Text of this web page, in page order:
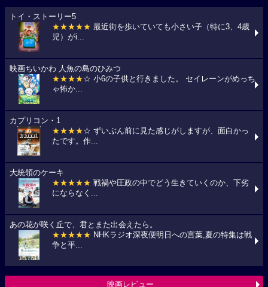
トイ・ストーリー5
★★★★★ 最近街を歩いていても小さい子（特に3、4歳
児）がi...
映画ちいかわ 人魚の島のひみつ
★★★★☆ 小6の子供と行きました。 セイレーンがめっち
ゃ怖か...
カプリコン・1
★★★★☆ ずいぶん前に見た感じがしますが、面白かっ
たです。作...
大統領のケーキ
★★★★★ 戦禍や圧政の中でどう生きていくのか、下劣
にならなく...
あの花が咲く丘で、君とまた出会えたら。
★★★★★ NHKラジオ深夜便明日への言葉,夏の特集は戦
争と平...
映画レビュー